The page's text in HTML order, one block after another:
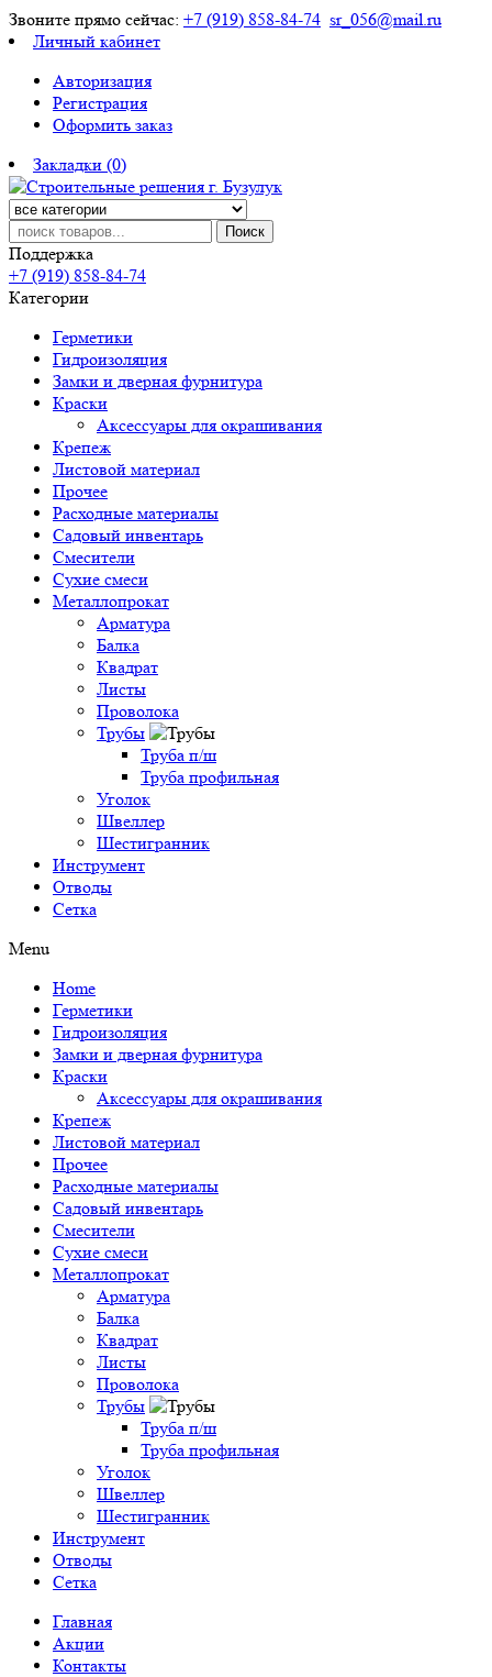
Звоните прямо сейчас: +7 (919) 858-84-74 sr_056@mail.ru
Личный кабинет
Авторизация
Регистрация
Оформить заказ
Закладки (0)
Поиск
Поддержка
+7 (919) 858-84-74
Категории
Герметики
Гидроизоляция
Замки и дверная фурнитура
Краски
Аксессуары для окрашивания
Крепеж
Листовой материал
Прочее
Расходные материалы
Садовый инвентарь
Смесители
Сухие смеси
Металлопрокат
Арматура
Балка
Квадрат
Листы
Проволока
Трубы
Труба п/ш
Труба профильная
Уголок
Швеллер
Шестигранник
Инструмент
Отводы
Сетка
Menu
Home
Герметики
Гидроизоляция
Замки и дверная фурнитура
Краски
Аксессуары для окрашивания
Крепеж
Листовой материал
Прочее
Расходные материалы
Садовый инвентарь
Смесители
Сухие смеси
Металлопрокат
Арматура
Балка
Квадрат
Листы
Проволока
Трубы
Труба п/ш
Труба профильная
Уголок
Швеллер
Шестигранник
Инструмент
Отводы
Сетка
Главная
Акции
Контакты